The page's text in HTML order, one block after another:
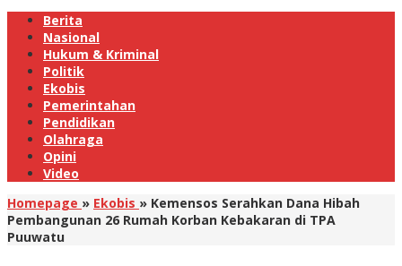
Berita
Nasional
Hukum & Kriminal
Politik
Ekobis
Pemerintahan
Pendidikan
Olahraga
Opini
Video
Homepage » Ekobis » Kemensos Serahkan Dana Hibah
Pembangunan 26 Rumah Korban Kebakaran di TPA
Puuwatu